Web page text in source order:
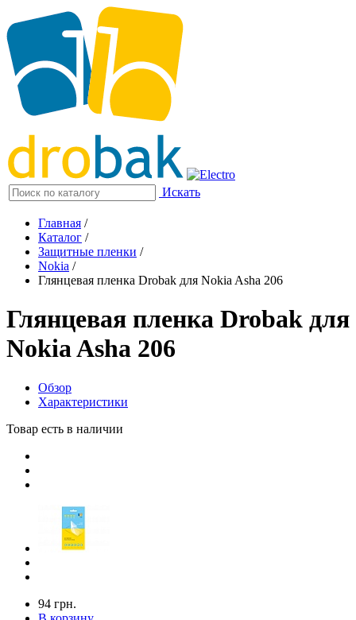
Искать
Главная /
Каталог /
Защитные пленки /
Nokia /
Глянцевая пленка Drobak для Nokia Asha 206
Глянцевая пленка Drobak для
Nokia Asha 206
Обзор
Характеристики
Товар есть в наличии
94 грн.